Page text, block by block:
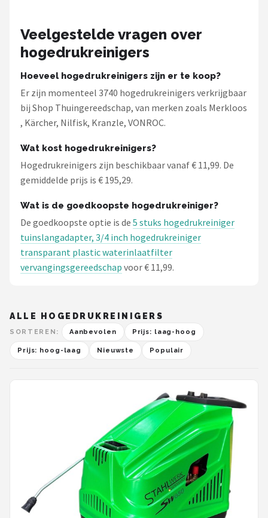
Veelgestelde vragen over
hogedrukreinigers
Hoeveel hogedrukreinigers zijn er te koop?
Er zijn momenteel 3740 hogedrukreinigers verkrijgbaar
bij Shop Thuingereedschap, van merken zoals Merkloos
, Kärcher, Nilfisk, Kranzle, VONROC.
Wat kost hogedrukreinigers?
Hogedrukreinigers zijn beschikbaar vanaf € 11,99. De
gemiddelde prijs is € 195,29.
Wat is de goedkoopste hogedrukreiniger?
De goedkoopste optie is de 5 stuks hogedrukreiniger
tuinslangadapter, 3/4 inch hogedrukreiniger
transparant plastic waterinlaatfilter
vervangingsgereedschap voor € 11,99.
ALLE HOGEDRUKREINIGERS
SORTEREN: Aanbevolen Prijs: laag-hoog
Prijs: hoog-laag Nieuwste Populair